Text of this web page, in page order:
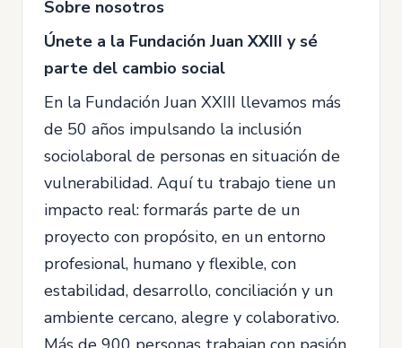
Sobre nosotros
Únete a la Fundación Juan XXIII y sé
parte del cambio social
En la Fundación Juan XXIII llevamos más
de 50 años impulsando la inclusión
sociolaboral de personas en situación de
vulnerabilidad. Aquí tu trabajo tiene un
impacto real: formarás parte de un
proyecto con propósito, en un entorno
profesional, humano y flexible, con
estabilidad, desarrollo, conciliación y un
ambiente cercano, alegre y colaborativo.